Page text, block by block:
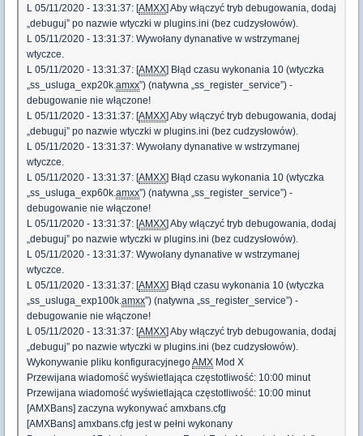
L 05/11/2020 - 13:31:37: [AMXX] Aby włączyć tryb debugowania, dodaj
„debuguj” po nazwie wtyczki w plugins.ini (bez cudzysłowów).
L 05/11/2020 - 13:31:37: Wywołany dynanative w wstrzymanej
wtyczce.
L 05/11/2020 - 13:31:37: [AMXX] Błąd czasu wykonania 10 (wtyczka
„ss_usluga_exp20k.amxx”) (natywna „ss_register_service”) -
debugowanie nie włączone!
L 05/11/2020 - 13:31:37: [AMXX] Aby włączyć tryb debugowania, dodaj
„debuguj” po nazwie wtyczki w plugins.ini (bez cudzysłowów).
L 05/11/2020 - 13:31:37: Wywołany dynanative w wstrzymanej
wtyczce.
L 05/11/2020 - 13:31:37: [AMXX] Błąd czasu wykonania 10 (wtyczka
„ss_usluga_exp60k.amxx”) (natywna „ss_register_service”) -
debugowanie nie włączone!
L 05/11/2020 - 13:31:37: [AMXX] Aby włączyć tryb debugowania, dodaj
„debuguj” po nazwie wtyczki w plugins.ini (bez cudzysłowów).
L 05/11/2020 - 13:31:37: Wywołany dynanative w wstrzymanej
wtyczce.
L 05/11/2020 - 13:31:37: [AMXX] Błąd czasu wykonania 10 (wtyczka
„ss_usluga_exp100k.amxx”) (natywna „ss_register_service”) -
debugowanie nie włączone!
L 05/11/2020 - 13:31:37: [AMXX] Aby włączyć tryb debugowania, dodaj
„debuguj” po nazwie wtyczki w plugins.ini (bez cudzysłowów).
Wykonywanie pliku konfiguracyjnegoAMX Mod X
Przewijana wiadomość wyświetlająca częstotliwość: 10:00 minut
Przewijana wiadomość wyświetlająca częstotliwość: 10:00 minut
[AMXBans] zaczyna wykonywać amxbans.cfg
[AMXBans] amxbans.cfg jest w pełni wykonany